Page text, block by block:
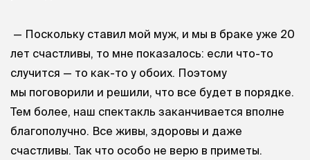
— Поскольку ставил мой муж, и мы в браке уже 20
лет счастливы, то мне показалось: если что-то
случится — то как-то у обоих. Поэтому
мы поговорили и решили, что все будет в порядке.
Тем более, наш спектакль заканчивается вполне
благополучно. Все живы, здоровы и даже
счастливы. Так что особо не верю в приметы.